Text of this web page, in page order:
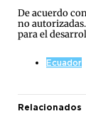
De acuerdo
no
para el
Ecuador
Relacionados